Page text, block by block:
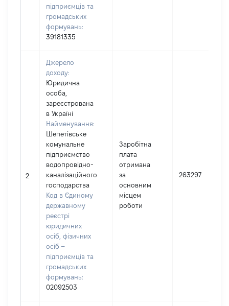
підприємців та
громадських
формувань:
39181335
2
Джерело
доходу:
Юридична
особа,
зареєстрована
в Україні
Найменування:
Шепетівське
комунальне
підприємство
водопровідно-
каналізаційного
господарства
Код в Єдиному
державному
реєстрі
юридичних
осіб, фізичних
осіб –
підприємців та
громадських
формувань:
02092503
Заробітна
плата
отримана
за
основним
місцем
роботи
263297